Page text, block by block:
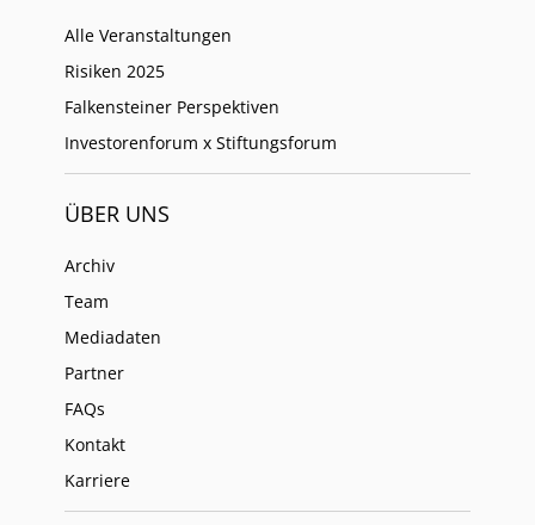
Alle Veranstaltungen
Risiken 2025
Falkensteiner Perspektiven
Investorenforum x Stiftungsforum
ÜBER UNS
Archiv
Team
Mediadaten
Partner
FAQs
Kontakt
Karriere